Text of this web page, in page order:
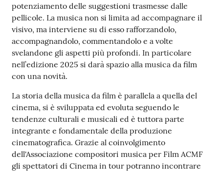
potenziamento delle suggestioni trasmesse dalle
pellicole. La musica non si limita ad accompagnare il
visivo, ma interviene su di esso rafforzandolo,
accompagnandolo, commentandolo e a volte
svelandone gli aspetti più profondi. In particolare
nell’edizione 2025 si darà spazio alla musica da film
con una novità.
La storia della musica da film è parallela a quella del
cinema, si è sviluppata ed evoluta seguendo le
tendenze culturali e musicali ed è tuttora parte
integrante e fondamentale della produzione
cinematografica. Grazie al coinvolgimento
dell'Associazione compositori musica per Film ACMF
gli spettatori di Cinema in tour potranno incontrare